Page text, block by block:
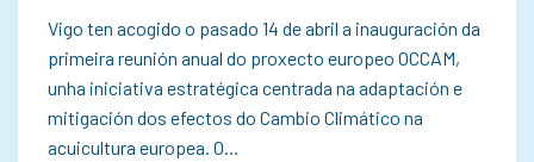
Vigo ten acogido o pasado 14 de abril a inauguración da
primeira reunión anual do proxecto europeo OCCAM,
unha iniciativa estratégica centrada na adaptación e
mitigación dos efectos do Cambio Climático na
acuicultura europea. O…